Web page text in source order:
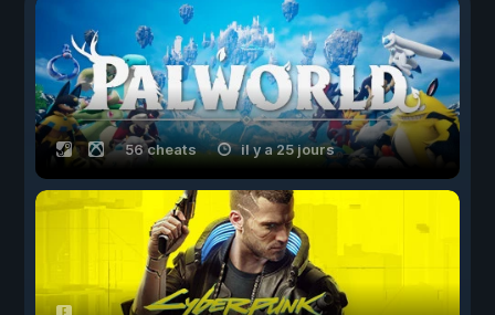
56 cheats il y a 25 jours